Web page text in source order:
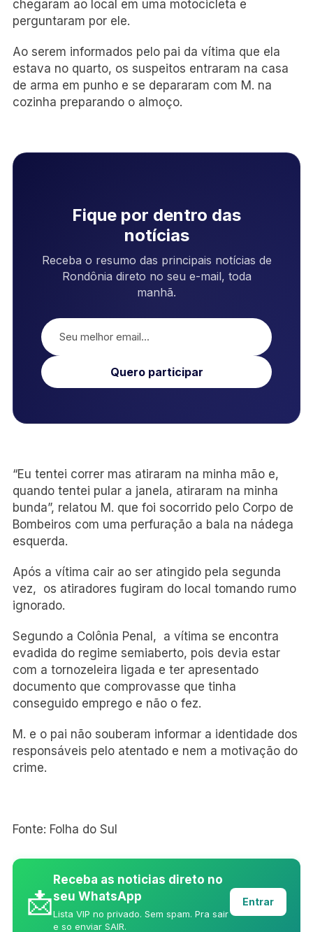
chegaram ao local em uma motocicleta e
perguntaram por ele.
Ao serem informados pelo pai da vítima que ela
estava no quarto, os suspeitos entraram na casa
de arma em punho e se depararam com M. na
cozinha preparando o almoço.
Fique por dentro das
notícias
Receba o resumo das principais notícias de
Rondônia direto no seu e-mail, toda
manhã.
Quero participar
“Eu tentei correr mas atiraram na minha mão e,
quando tentei pular a janela, atiraram na minha
bunda”, relatou M. que foi socorrido pelo Corpo de
Bombeiros com uma perfuração a bala na nádega
esquerda.
Após a vítima cair ao ser atingido pela segunda
vez, os atiradores fugiram do local tomando rumo
ignorado.
Segundo a Colônia Penal, a vítima se encontra
evadida do regime semiaberto, pois devia estar
com a tornozeleira ligada e ter apresentado
documento que comprovasse que tinha
conseguido emprego e não o fez.
M. e o pai não souberam informar a identidade dos
responsáveis pelo atentado e nem a motivação do
crime.
Fonte: Folha do Sul
📩
Receba as noticias direto no
seu WhatsApp
Lista VIP no privado. Sem spam. Pra sair
e so enviar SAIR.
Entrar